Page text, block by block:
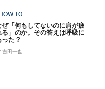
TO
ぜ「何もしてないのに肩が疲
る」のか。その答えは呼吸に
った？
吉田一也